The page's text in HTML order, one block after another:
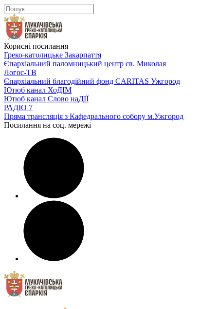
Корисні посилання
Греко-католицьке Закарпаття
Єпархіальний паломницький центр св. Миколая
Логос-ТВ
Єпархіальний благодійний фонд CARITAS Ужгород
Ютюб канал ХоДІМ
Ютюб канал Слово наДІЇ
РАДІО 7
Пряма трансляція з Кафедрального собору м.Ужгород
Посилання на соц. мережі